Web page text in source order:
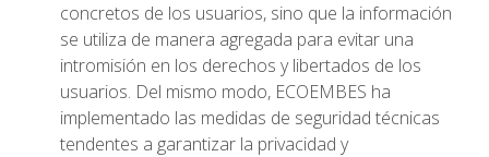
concretos de los usuarios, sino que la información
se utiliza de manera agregada para evitar una
intromisión en los derechos y libertados de los
usuarios. Del mismo modo, ECOEMBES ha
implementado las medidas de seguridad técnicas
tendentes a garantizar la privacidad y